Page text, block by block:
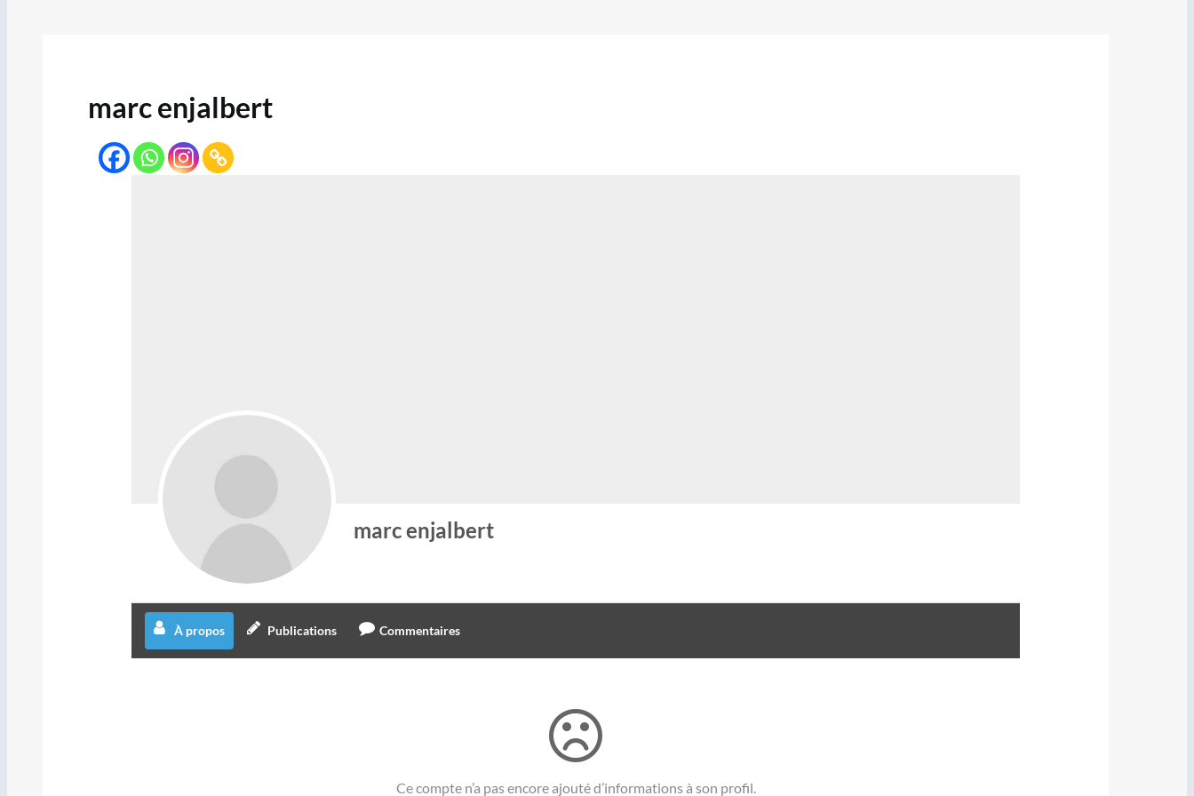
marc enjalbert
marc enjalbert
À propos Publications Commentaires
Ce compte n’a pas encore ajouté d’informations à son profil.